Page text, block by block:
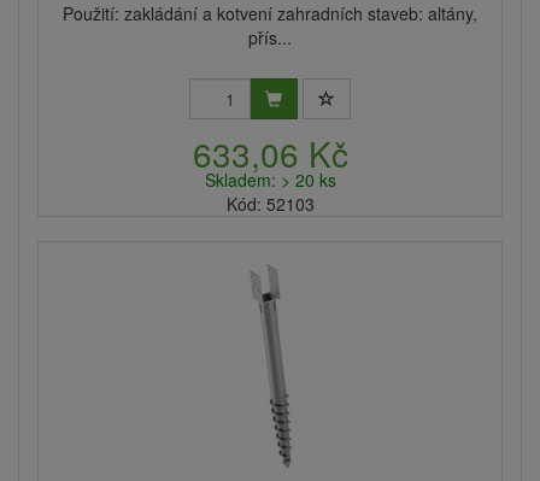
Použití: zakládání a kotvení zahradních staveb: altány,
přís...
633,06 Kč
Skladem: > 20 ks
Kód: 52103